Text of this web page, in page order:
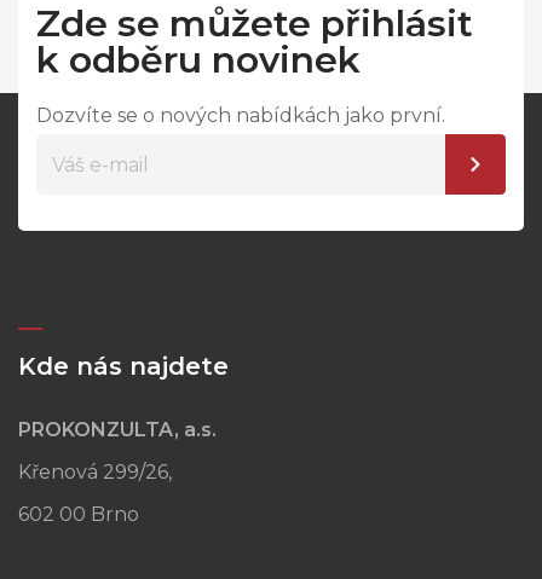
Zde se můžete přihlásit
k odběru novinek
Dozvíte se o nových nabídkách jako první.
Kde nás najdete
PROKONZULTA, a.s.
Křenová 299/26,
602 00 Brno